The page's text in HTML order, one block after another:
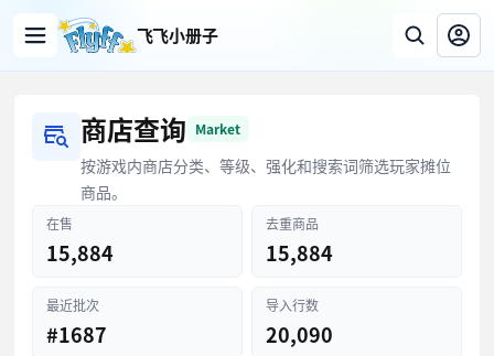
飞飞小册子
商店查询 Market
按游戏内商店分类、等级、强化和搜索词筛选玩家摊位
商品。
在售
15,884
去重商品
15,884
最近批次
#1687
导入行数
20,090